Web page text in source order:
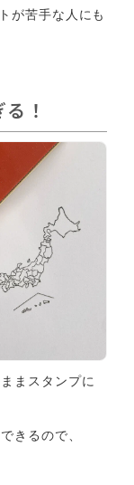
が苦手な人にも
！
まスタンプに
きるので、